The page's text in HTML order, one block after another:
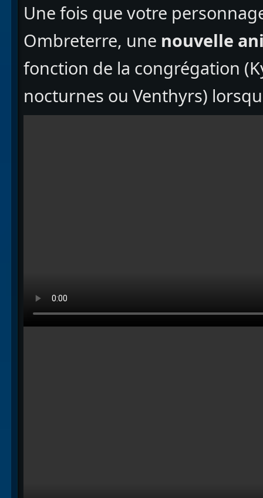
Une fois que votre
Ombreterre, une nouvelle
fonction de la congrégation
nocturnes ou Venthyrs)